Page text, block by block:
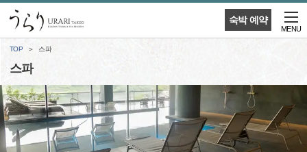
숙박 예약
MENU
TOP 스파
스파